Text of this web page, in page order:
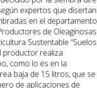
expertos que
en el departamento
de Oleaginosas
Sustentable
productor realiza
como lo es en la
baja de 15 litros, que se
de aplicaciones de